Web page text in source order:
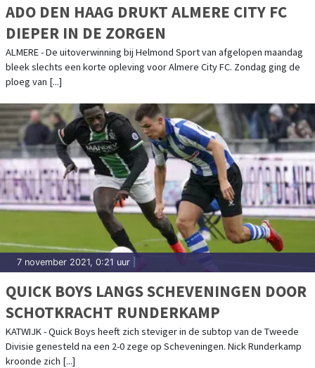
ADO DEN HAAG DRUKT ALMERE CITY FC
DIEPER IN DE ZORGEN
ALMERE - De uitoverwinning bij Helmond Sport van afgelopen maandag
bleek slechts een korte opleving voor Almere City FC. Zondag ging de
ploeg van [...]
7 november 2021, 0:21 uur
QUICK BOYS LANGS SCHEVENINGEN DOOR
SCHOTKRACHT RUNDERKAMP
KATWIJK - Quick Boys heeft zich steviger in de subtop van de Tweede
Divisie genesteld na een 2-0 zege op Scheveningen. Nick Runderkamp
kroonde zich [...]